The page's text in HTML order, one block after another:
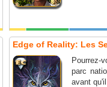
Edge of Reality: Les
parc
avant